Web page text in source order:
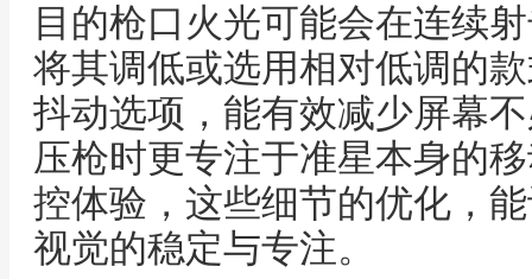
目的枪口火光可能会在连续
将其调低或选用相对低调的
抖动选项，能有效减少屏幕
压枪时更专注于准星本身的
控体验，这些细节的优化，
视觉的稳定与专注。